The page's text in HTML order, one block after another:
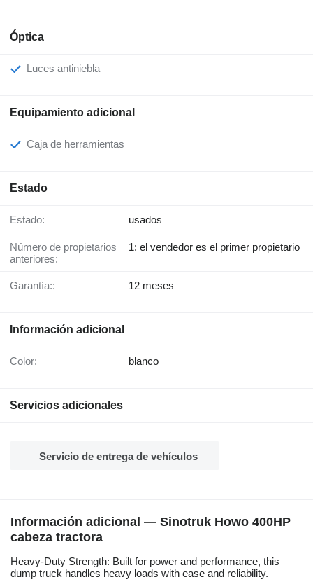
Óptica
Luces antiniebla
Equipamiento adicional
Caja de herramientas
Estado
Estado: usados
Número de propietarios
anteriores:
1: el vendedor es el primer propietario
Garantía:: 12 meses
Información adicional
Color: blanco
Servicios adicionales
Servicio de entrega de vehículos
Información adicional — Sinotruk Howo 400HP
cabeza tractora
Heavy-Duty Strength: Built for power and performance, this
dump truck handles heavy loads with ease and reliability.